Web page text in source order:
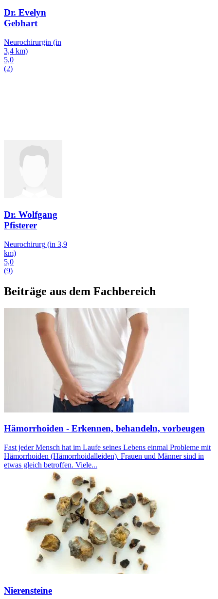
Dr. Evelyn
Gebhart
Neurochirurgin (in
3,4 km)
5,0
(2)
Dr. Wolfgang
Pfisterer
Neurochirurg (in 3,9
km)
5,0
(9)
Beiträge aus dem Fachbereich
Hämorrhoiden - Erkennen, behandeln, vorbeugen
Fast jeder Mensch hat im Laufe seines Lebens einmal Probleme mit
Hämorrhoiden (Hämorrhoidalleiden). Frauen und Männer sind in
etwas gleich betroffen. Viele...
Nierensteine